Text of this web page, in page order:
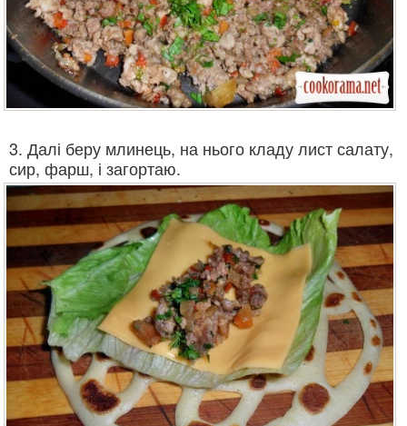
3. Далі беру млинець, на нього кладу лист салату,
сир, фарш, і загортаю.